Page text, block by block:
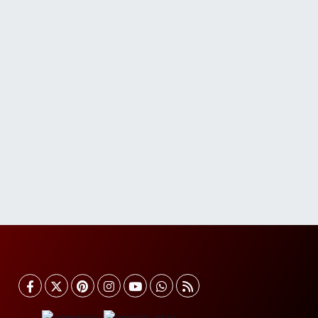
Lotus Eczanesi
Mahallesi Halkalı Caddesi 206E AVRUPA